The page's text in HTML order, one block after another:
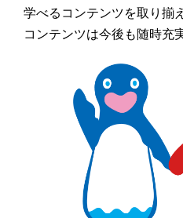
学べるコンテンツを取り揃
コンテンツは今後も随時充